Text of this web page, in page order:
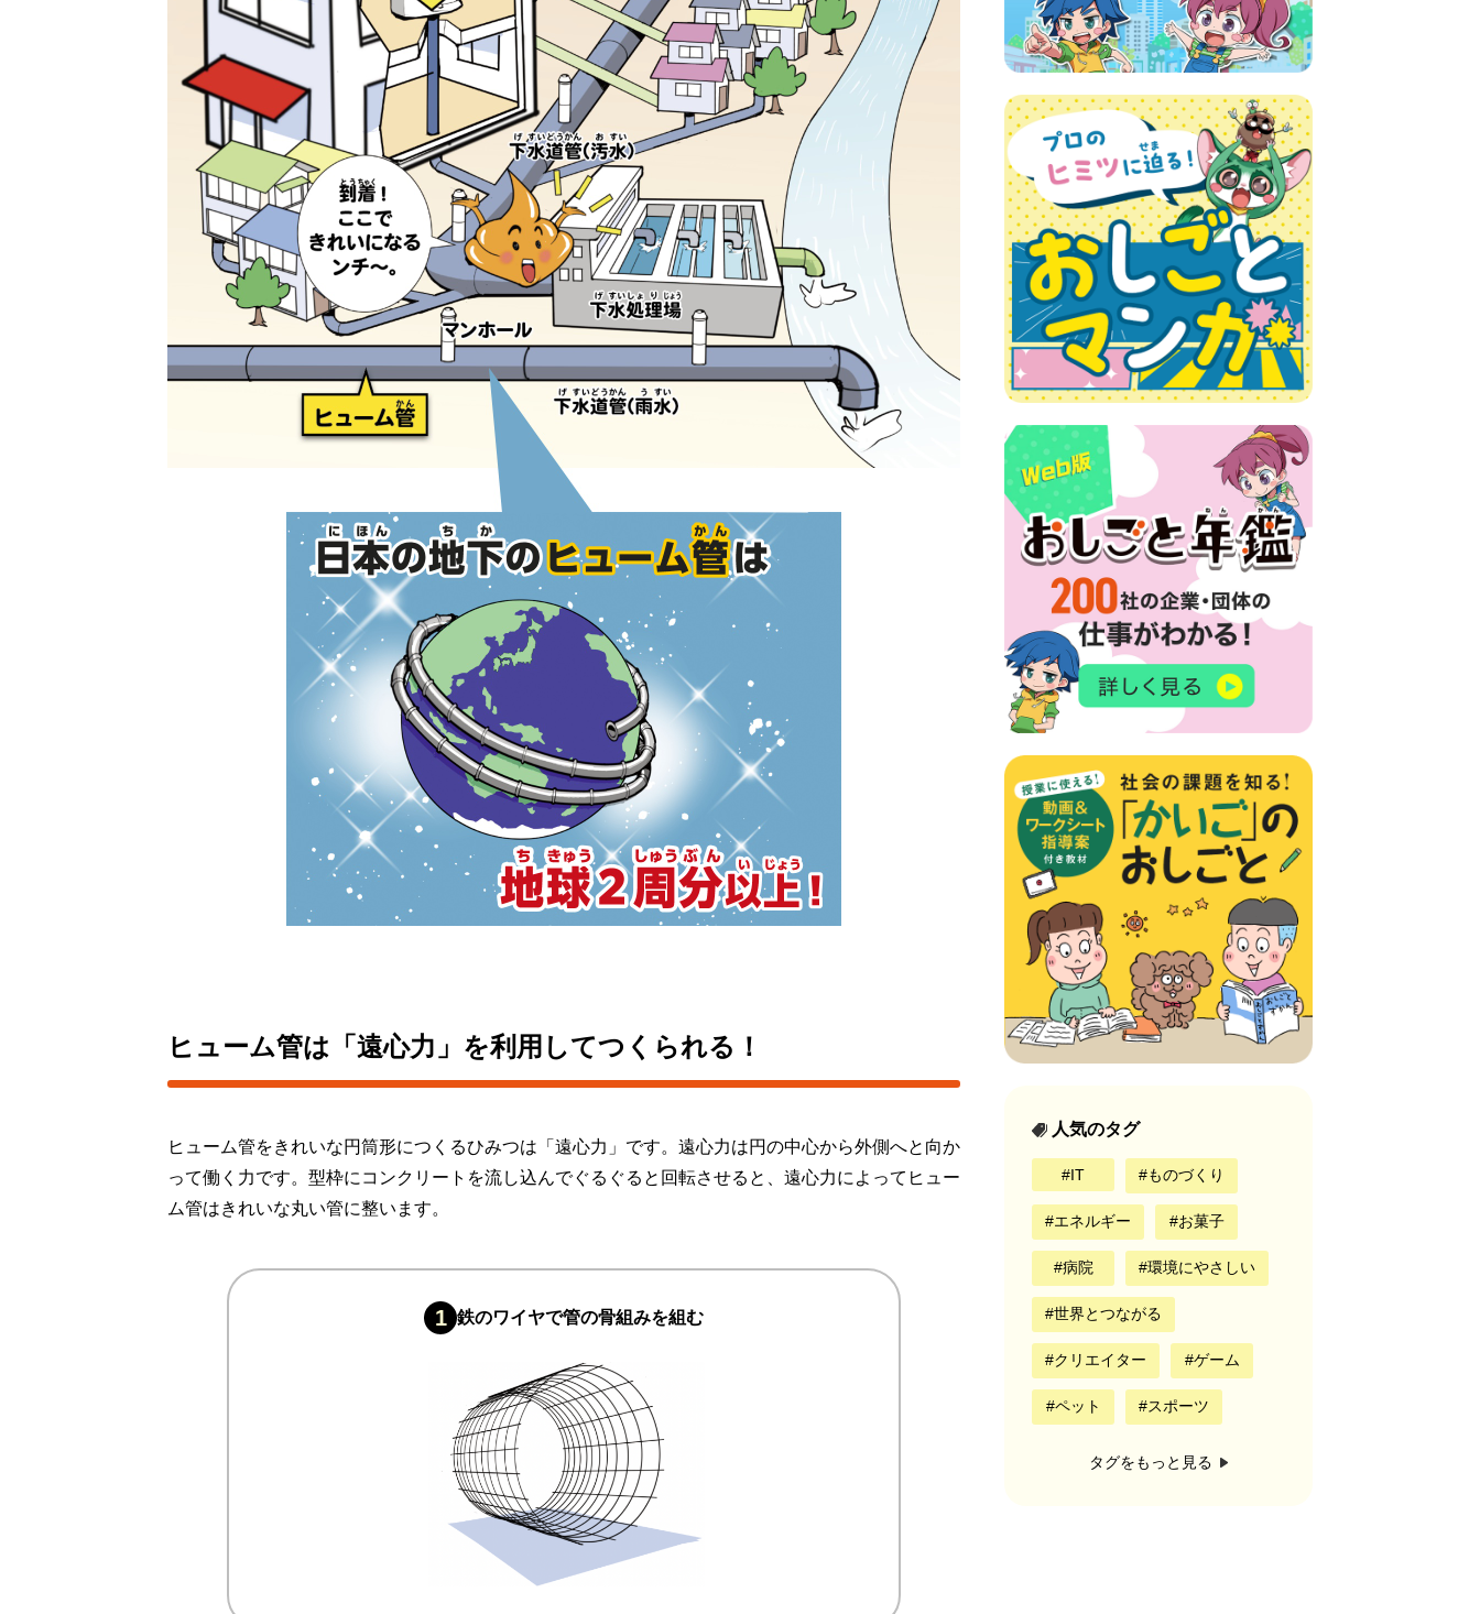
ヒューム管は「遠心力」を利用してつくられる！
ヒューム管をきれいな円筒形につくるひみつは「遠心力」です。遠心力は円の中心から外側へと向か
って働く力です。型枠にコンクリートを流し込んでぐるぐると回転させると、遠心力によってヒュー
ム管はきれいな丸い管に整います。
1 鉄のワイヤで管の骨組みを組む
人気のタグ
IT ものづくり
エネルギー お菓子
病院 環境にやさしい
世界とつながる
クリエイター ゲーム
ペット スポーツ
タグをもっと見る